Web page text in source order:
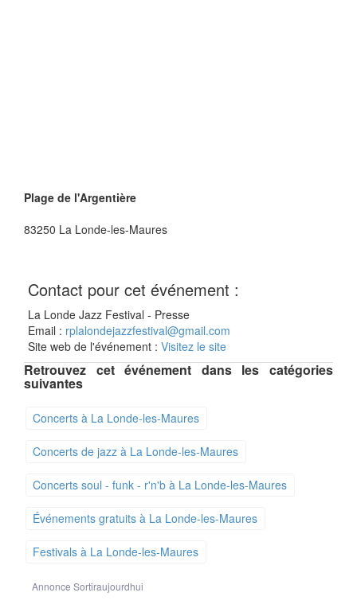
Plage de l'Argentière
83250 La Londe-les-Maures
Contact pour cet événement :
La Londe Jazz Festival - Presse
Email : rplalondejazzfestival@gmail.com
Site web de l'événement : Visitez le site
Retrouvez cet événement dans les catégories
suivantes
Concerts à La Londe-les-Maures
Concerts de jazz à La Londe-les-Maures
Concerts soul - funk - r'n'b à La Londe-les-Maures
Événements gratuits à La Londe-les-Maures
Festivals à La Londe-les-Maures
Annonce Sortiraujourdhui